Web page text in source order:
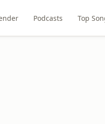
Podcasts Top